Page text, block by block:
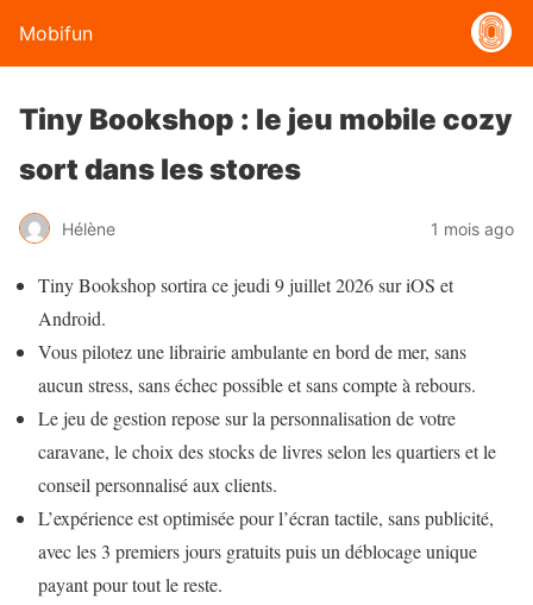
Mobifun
Tiny Bookshop : le jeu mobile cozy
sort dans les stores
Hélène 1 mois ago
Tiny Bookshop sortira ce jeudi 9 juillet 2026 sur iOS et
Android.
Vous pilotez une librairie ambulante en bord de mer, sans
aucun stress, sans échec possible et sans compte à rebours.
Le jeu de gestion repose sur la personnalisation de votre
caravane, le choix des stocks de livres selon les quartiers et le
conseil personnalisé aux clients.
L’expérience est optimisée pour l’écran tactile, sans publicité,
avec les 3 premiers jours gratuits puis un déblocage unique
payant pour tout le reste.